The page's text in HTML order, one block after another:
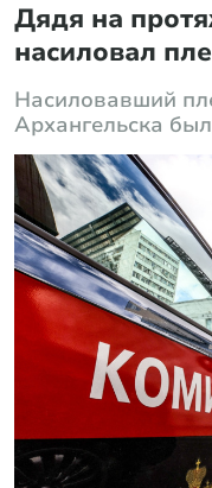
Дядя на
насиловал
Насиловавший
Архангельска